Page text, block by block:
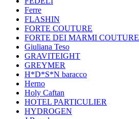
Ferre
FLASHIN
FORTE COUTURE
FORTE DEI MARMI COUTURE
Giuliana Teso
GRAVITEIGHT
GREYMER
H*D*S*N baracco
Herno
Holy Caftan
HOTEL PARTICULIER
HYDROGEN